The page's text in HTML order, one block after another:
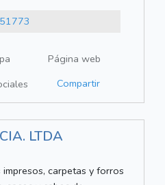
Página web
Compartir
LTDA
carpetas y forros